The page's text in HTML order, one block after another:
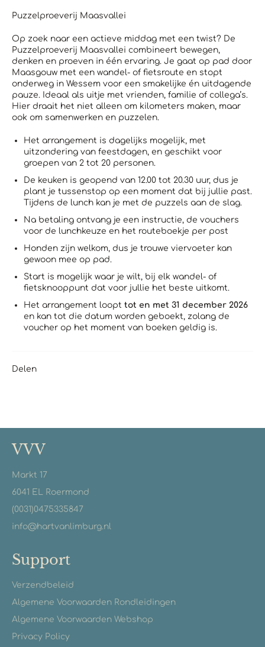
Puzzelproeverij Maasvallei
Op zoek naar een actieve middag met een twist? De
Puzzelproeverij Maasvallei combineert bewegen,
denken en proeven in één ervaring. Je gaat op pad door
Maasgouw met een wandel- of fietsroute en stopt
onderweg in Wessem voor een smakelijke én uitdagende
pauze. Ideaal als uitje met vrienden, familie of collega’s.
Hier draait het niet alleen om kilometers maken, maar
ook om samenwerken en puzzelen.
Het arrangement is dagelijks mogelijk, met
uitzondering van feestdagen, en geschikt voor
groepen van 2 tot 20 personen.
De keuken is geopend van 12.00 tot 20.30 uur, dus je
plant je tussenstop op een moment dat bij jullie past.
Tijdens de lunch kan je met de puzzels aan de slag.
Na betaling ontvang je een instructie, de vouchers
voor de lunchkeuze en het routeboekje per post
Honden zijn welkom, dus je trouwe viervoeter kan
gewoon mee op pad.
Start is mogelijk waar je wilt, bij elk wandel- of
fietsknooppunt dat voor jullie het beste uitkomt.
Het arrangement loopt tot en met 31 december 2026
en kan tot die datum worden geboekt, zolang de
voucher op het moment van boeken geldig is.
Delen
VVV
Markt 17
6041 EL Roermond
(0031)0475335847
info@hartvanlimburg.nl
Support
Verzendbeleid
Algemene Voorwaarden Rondleidingen
Algemene Voorwaarden Webshop
Privacy Policy